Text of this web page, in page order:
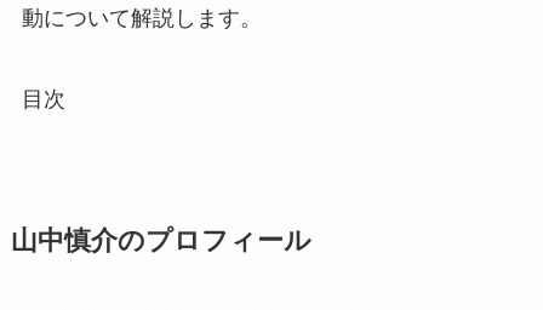
動について解説します。
目次
山中慎介のプロフィール